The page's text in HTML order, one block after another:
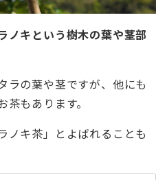
ノキという樹木の葉や茎部
ラの葉や茎ですが、他にも
もあります。
ノキ茶」とよばれることも